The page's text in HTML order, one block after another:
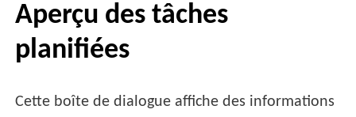
Aperçu des tâches
planifiées
Cette boîte de dialogue affiche des informations